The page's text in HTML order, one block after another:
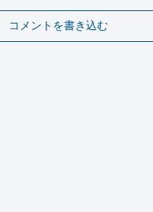
コメントを書き込む